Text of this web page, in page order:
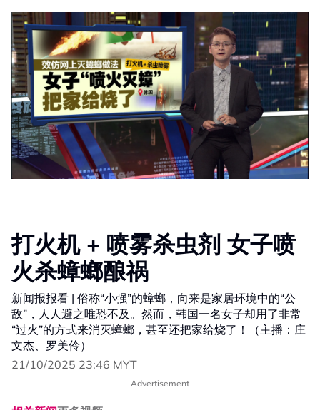
打火机 + 喷雾杀虫剂 女子喷
火杀蟑螂酿祸
新闻报报看 | 俗称“小强”的蟑螂，向来是家居环境中的“公
敌”，人人避之唯恐不及。然而，韩国一名女子却用了非常
“过火”的方式来消灭蟑螂，甚至还把家给烧了！（主播：庄
文杰、罗美伶）
21/10/2025 23:46 MYT
Advertisement